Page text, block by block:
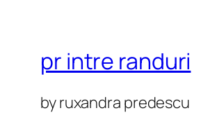
pr intre randuri
by ruxandra predescu